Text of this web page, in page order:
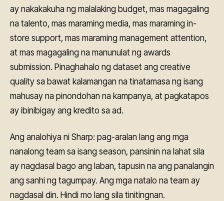
ay nakakakuha ng malalaking budget, mas magagaling
na talento, mas maraming media, mas maraming in-
store support, mas maraming management attention,
at mas magagaling na manunulat ng awards
submission. Pinaghahalo ng dataset ang creative
quality sa bawat kalamangan na tinatamasa ng isang
mahusay na pinondohan na kampanya, at pagkatapos
ay ibinibigay ang kredito sa ad.
Ang analohiya ni Sharp: pag-aralan lang ang mga
nanalong team sa isang season, pansinin na lahat sila
ay nagdasal bago ang laban, tapusin na ang panalangin
ang sanhi ng tagumpay. Ang mga natalo na team ay
nagdasal din. Hindi mo lang sila tinitingnan.